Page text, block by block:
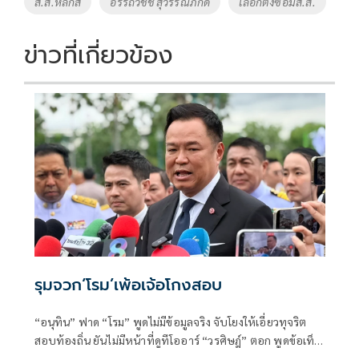
k k
ข่าวที่เกี่ยวข้อง
รุมจวก‘โรม’เพ้อเจ้อโกงสอบ
“อนุทิน” ฟาด “โรม” พูดไม่มีข้อมูลจริง จับโยงให้เอี่ยวทุจริต
สอบท้องถิ่น ยันไม่มีหน้าที่ดูทีโออาร์ “วรศิษฎ์” ตอก พูดข้อเท็จ